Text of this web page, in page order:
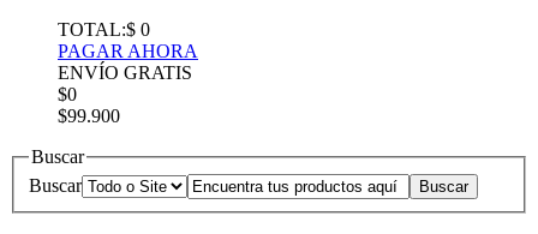
TOTAL:$ 0
PAGAR AHORA
ENVÍO GRATIS
$0
$99.900
Buscar
Buscar